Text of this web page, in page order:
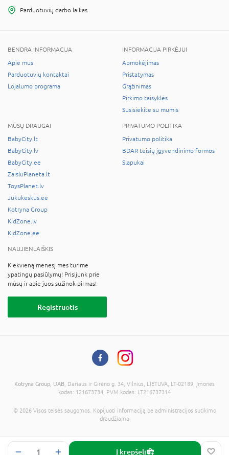
Į krepšelį
Parduotuvių darbo laikas
BENDRA INFORMACIJA
Apie mus
Parduotuvių kontaktai
Lojalumo programa
INFORMACIJA PIRKĖJUI
Apmokėjimas
Pristatymas
Grąžinimas
Pirkimo taisyklės
Susisiekite su mumis
MŪSŲ DRAUGAI
BabyCity.lt
BabyCity.lv
BabyCity.ee
ZaisluPlaneta.lt
ToysPlanet.lv
Jukukeskus.ee
Kotryna Group
KidZone.lv
KidZone.ee
PRIVATUMO POLITIKA
Privatumo politika
BDAR teisių įgyvendinimo formos
Slapukai
NAUJIENLAIŠKIS
Kiekvieną mėnesį mes turime
ypatingų pasiūlymų! Prisijunk prie
mūsų ir apie juos sužinok pirmas!
Registruotis
Kotryna Group, UAB , Dariaus ir Girėno g. 34, Vilnius, LIETUVA, LT-02189, Įmonės
kodas: 121673734, PVM kodas: LT216737314
© 2026 Visos teisės saugomos. Kopijuoti informaciją be administracijos sutikimo
draudžiama